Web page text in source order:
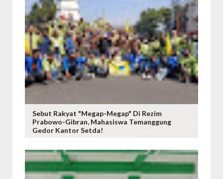
Sebut Rakyat "Megap-Megap" Di Rezim
Prabowo-Gibran, Mahasiswa Temanggung
Gedor Kantor Setda!